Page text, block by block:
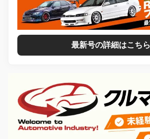
最新号の詳細はこちら